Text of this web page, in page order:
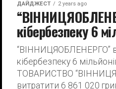
ДАЙДЖЕСТ 2 years ago
кібербезпеку 6
“ВІННИЦЯОБЛЕНЕРГО”
кібербезпеку 6
ТОВАРИСТВО
витратити 6 861 020